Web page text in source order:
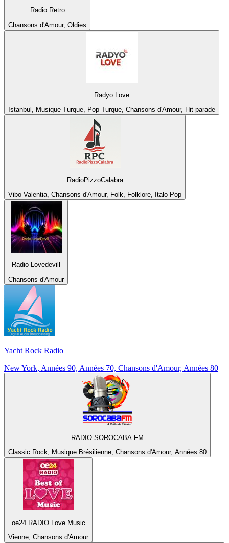
Radio Retro
Chansons d'Amour, Oldies
Radyo Love
Istanbul, Musique Turque, Pop Turque, Chansons d'Amour, Hit-parade
RadioPizzoCalabra
Vibo Valentia, Chansons d'Amour, Folk, Folklore, Italo Pop
Radio Lovedevill
Chansons d'Amour
Yacht Rock Radio
New York, Années 90, Années 70, Chansons d'Amour, Années 80
RADIO SOROCABA FM
Classic Rock, Musique Brésilienne, Chansons d'Amour, Années 80
oe24 RADIO Love Music
Vienne, Chansons d'Amour